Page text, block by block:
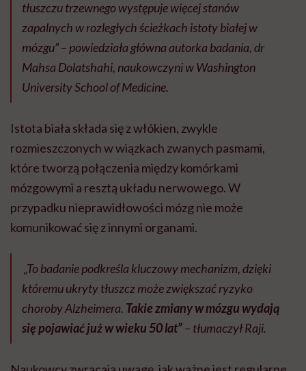
tłuszczu trzewnego występuje więcej stanów
zapalnych w rozległych ścieżkach istoty białej w
mózgu” – powiedziała główna autorka badania, dr
Mahsa Dolatshahi, naukowczyni w Washington
University School of Medicine.
Istota biała składa się z włókien, zwykle
rozmieszczonych w wiązkach zwanych pasmami,
które tworzą połączenia między komórkami
mózgowymi a resztą układu nerwowego. W
przypadku nieprawidłowości mózg nie może
komunikować się z innymi organami.
„To badanie podkreśla kluczowy mechanizm, dzięki
któremu ukryty tłuszcz może zwiększać ryzyko
choroby Alzheimera. Takie zmiany w mózgu wydają
się pojawiać już w wieku 50 lat”– tłumaczył Raji.